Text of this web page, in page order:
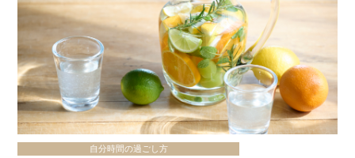
自分時間の過ごし方